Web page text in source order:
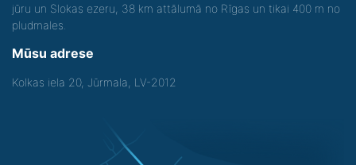
jūru un Slokas ezeru, 38 km attālumā no Rīgas un tikai 400 m no
pludmales.
Mūsu adrese
Kolkas iela 20, Jūrmala, LV-2012